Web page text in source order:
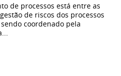
de processos está entre as
de riscos dos processos
coordenado pela